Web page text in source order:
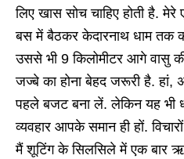
लिए खास सोच चाहिए होती है.
बस में बैठकर केदारनाथ धाम तक
उससे भी 9 किलोमीटर आगे वासु
जज्बे का होना बेहद जरूरी है. हां,
पहले बजट बना लें. लेकिन यह भी
व्यवहार आपके समान ही हों.
मैं शूटिंग के सिलसिले में एक बार